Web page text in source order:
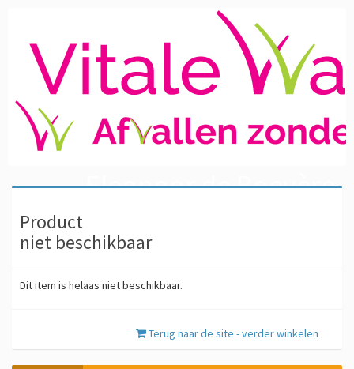
Eleonoor de Boevère
Product
niet beschikbaar
Dit item is helaas niet beschikbaar.
Terug naar de site - verder winkelen